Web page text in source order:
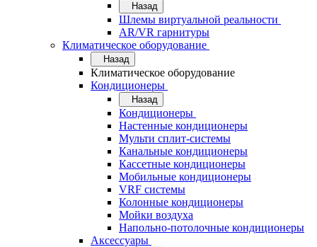
Назад
Шлемы виртуальной реальности
AR/VR гарнитуры
Климатическое оборудование
Назад
Климатическое оборудование
Кондиционеры
Назад
Кондиционеры
Настенные кондиционеры
Мульти сплит-системы
Канальные кондиционеры
Кассетные кондиционеры
Мобильные кондиционеры
VRF системы
Колонные кондиционеры
Мойки воздуха
Напольно-потолочные кондиционеры
Аксессуары